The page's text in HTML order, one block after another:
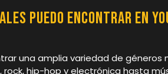
puedo encontrar en
una amplia variedad de géneros
hip-hop y electrónica hasta